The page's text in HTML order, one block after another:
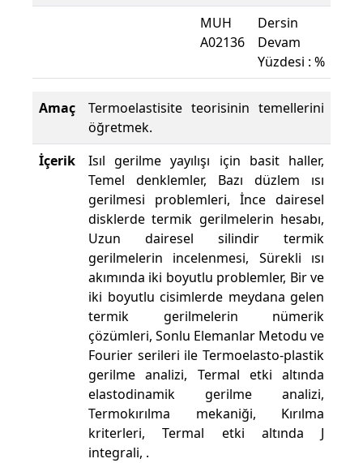
MUH
A02136
Dersin
Devam
Yüzdesi : %
Amaç
Termoelastisite teorisinin temellerini
öğretmek.
İçerik
Isıl gerilme yayılışı için basit haller,
Temel denklemler, Bazı düzlem ısı
gerilmesi problemleri, İnce dairesel
disklerde termik gerilmelerin hesabı,
Uzun dairesel silindir termik
gerilmelerin incelenmesi, Sürekli ısı
akımında iki boyutlu problemler, Bir ve
iki boyutlu cisimlerde meydana gelen
termik gerilmelerin nümerik
çözümleri, Sonlu Elemanlar Metodu ve
Fourier serileri ile Termoelasto-plastik
gerilme analizi, Termal etki altında
elastodinamik gerilme analizi,
Termokırılma mekaniği, Kırılma
kriterleri, Termal etki altında J
integrali, .